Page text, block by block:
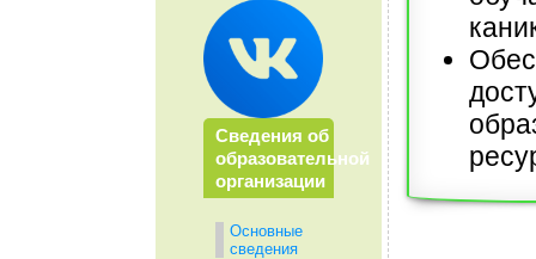
Сведения об
образовательной
организации
Основные
сведения